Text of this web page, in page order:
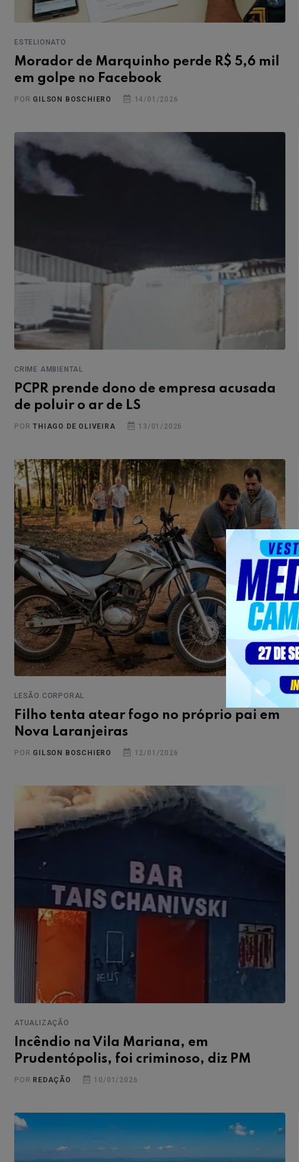
ESTELIONATO
Morador de Marquinho perde R$ 5,6 mil
em golpe no Facebook
POR GILSON BOSCHIERO 14/01/2026
CRIME AMBIENTAL
PCPR prende dono de empresa acusada
de poluir o ar de LS
PORTHIAGO DE OLIVEIRA 13/01/2026
LESÃO CORPORAL
Filho tenta atear fogo no próprio pai em
Nova Laranjeiras
POR GILSON BOSCHIERO 12/01/2026
ATUALIZAÇÃO
Incêndio na Vila Mariana, em
Prudentópolis, foi criminoso, diz PM
POR REDAÇÃO 10/01/2026